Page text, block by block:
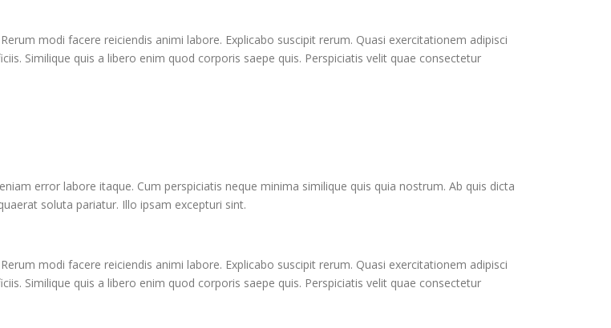
modi facere reiciendis animi labore. Explicabo suscipit rerum. Quasi exercitationem adipisci
Similique quis a libero enim quod corporis saepe quis. Perspiciatis velit quae consectetur
error labore itaque. Cum perspiciatis neque minima similique quis quia nostrum. Ab quis dicta
soluta pariatur. Illo ipsam excepturi sint.
modi facere reiciendis animi labore. Explicabo suscipit rerum. Quasi exercitationem adipisci
Similique quis a libero enim quod corporis saepe quis. Perspiciatis velit quae consectetur